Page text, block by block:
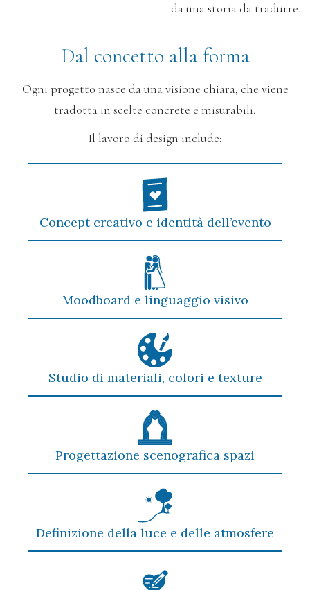
da una storia da tradurre.
Dal concetto alla forma
Ogni progetto nasce da una visione chiara, che viene
tradotta in scelte concrete e misurabili.
Il lavoro di design include:
Concept creativo e identità dell’evento
Moodboard e linguaggio visivo
Studio di materiali, colori e texture
Progettazione scenografica spazi
Definizione della luce e delle atmosfere